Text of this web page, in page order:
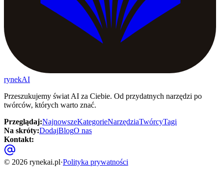
rynekAI
Przeszukujemy świat AI za Ciebie. Od przydatnych narzędzi po
twórców, których warto znać.
Przeglądaj:NajnowszeKategorieNarzędziaTwórcyTagi
Na skróty:DodajBlogO nas
Kontakt:
© 2026 rynekai.pl·Polityka prywatności